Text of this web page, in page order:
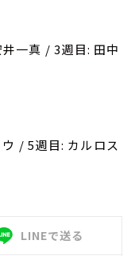
一真 / 3週目: 田中
/ 5週目: カルロス
LINEで送る